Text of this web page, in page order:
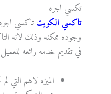
تكسي اجره
تاكسي الكويتتاكسي
وجوده ممكنه وذلك لانه
في تقديم خدمه رائعه
الميزه لاهم